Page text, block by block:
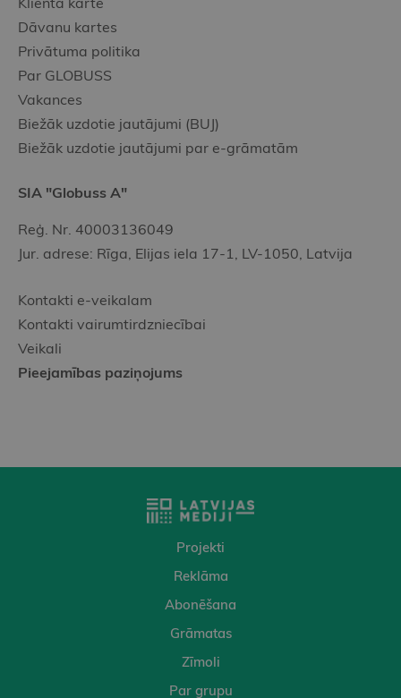
Dāvanu kartes
Privātuma politika
Par GLOBUSS
Vakances
Biežāk uzdotie jautājumi (BUJ)
Biežāk uzdotie jautājumi par e-grāmatām
SIA "Globuss A"
Reģ. Nr. 40003136049
Jur. adrese: Rīga, Elijas iela 17-1, LV-1050, Latvija
Kontakti e-veikalam
Kontakti vairumtirdzniecībai
Veikali
Pieejamības paziņojums
Projekti
Reklāma
Abonēšana
Grāmatas
Zīmoli
Par grupu